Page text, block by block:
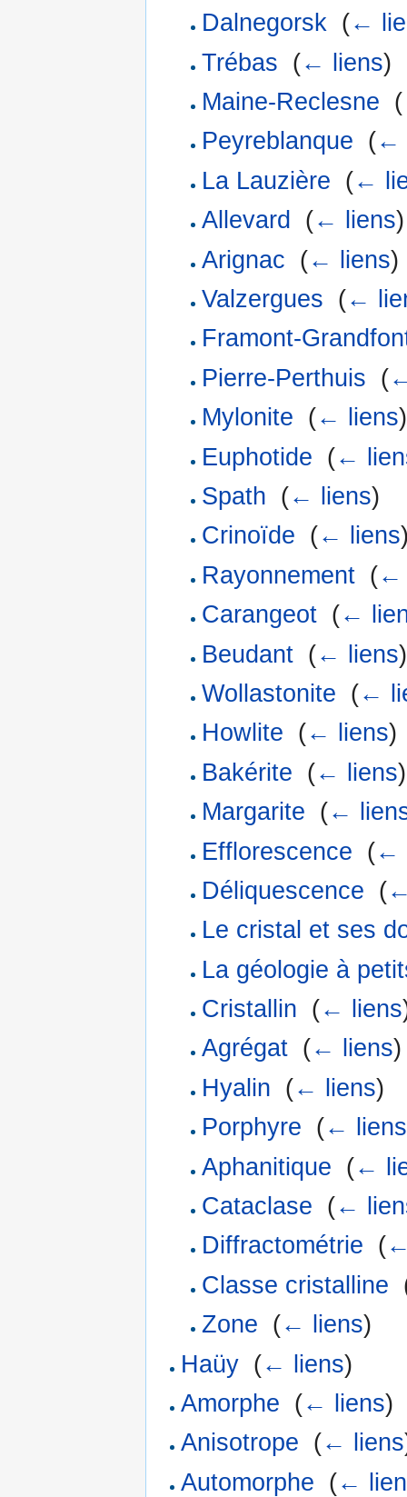
Dalnegorsk‎ (←
Trébas (← liens)
Maine-Reclesne (
Peyreblanque (←
La Lauzière (←
Allevard
(← liens)
Arignac (← liens)
Valzergues (←
Framont-
Pierre-Perthuis (
Mylonite (← liens)
Euphotide (←
Spath (← liens)
Crinoïde (← liens
Rayonnement‎ (←
Carangeot‎ (←
Beudant‎ (← liens)
Wollastonite (←
Howlite (← liens)
Bakérite (← liens)
Margarite (←
Efflorescence (←
Déliquescence (
Le cristal et ses
La géologie à
Cristallin (← liens
Agrégat‎ (← liens)
Hyalin (← liens)
Porphyre (← liens
Aphanitique (←
Cataclase (←
Diffractométrie (←
Classe cristalline
Zone (← liens)
Haüy (← liens)
Amorphe (← liens)
Anisotrope (← liens
Automorphe (←